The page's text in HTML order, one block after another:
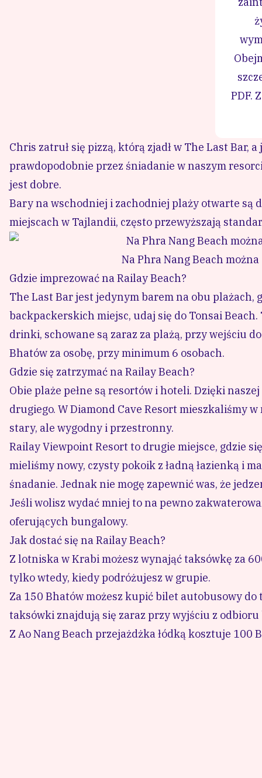
PDF.
Chris zatruł się pizzą, którą zjadł w The Last Bar,
prawdopodobnie przez śniadanie w naszym
jest dobre.
Bary na wschodniej i zachodniej plaży otwarte są
miejscach w Tajlandii, często przewyższają
Na Phra Nang Beach
Gdzie imprezować na Railay Beach?
The Last Bar jest jedynym barem na obu plażach,
backpackerskich miejsc, udaj się do Tonsai
drinki, schowane są zaraz za plażą, przy wejściu
Bhatów za osobę, przy minimum 6 osobach.
Gdzie się zatrzymać na Railay Beach?
Obie plaże pełne są resortów i hoteli. Dzięki
drugiego. WDiamond Cave Resort mieszkaliśmy w
stary, ale wygodny i przestronny.
Railay Viewpoint Resort to drugie miejsce, gdzie
mieliśmy nowy, czysty pokoik z ładną łazienką i
śnadanie. Jednak nie mogę zapewnić was, że
Jeśli wolisz wydać mniej to na pewno
oferujących bungalowy.
Jak dostać się na Railay Beach?
Z lotniska w Krabi możesz wynająć taksówkę za
tylko wtedy, kiedy podróżujesz w grupie.
Za 150 Bhatów możesz kupić bilet autobusowy
taksówki znajdują się zaraz przy wyjściu z odbioru
Z Ao Nang Beach przejażdżka łódką kosztuje 100